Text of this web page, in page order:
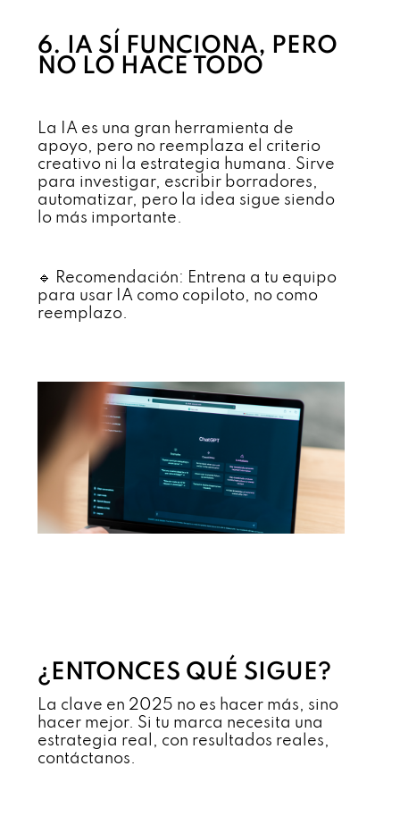
6. IA SÍ FUNCIONA, PERO
NO LO HACE TODO
La IA es una gran herramienta de
apoyo, pero no reemplaza el criterio
creativo ni la estrategia humana. Sirve
para investigar, escribir borradores,
automatizar, pero la idea sigue siendo
lo más importante.
🔹 Recomendación: Entrena a tu equipo
para usar IA como copiloto, no como
reemplazo.
¿ENTONCES QUÉ SIGUE?
La clave en 2025 no es hacer más, sino
hacer mejor. Si tu marca necesita una
estrategia real, con resultados reales,
contáctanos.